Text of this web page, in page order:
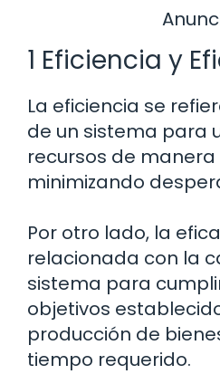
1 Eficiencia y
La eficiencia se
de un sistema para
recursos de
minimizando
Por otro lado, la
relacionada con la
sistema para
objetivos
producción de
tiempo requerido.